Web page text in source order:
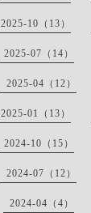
2025-10（13）
2025-07（14）
2025-04（12）
2025-01（13）
2024-10（15）
2024-07（12）
2024-04（4）